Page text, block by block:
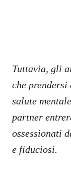
Tuttavia, gli
che
salute
partner
ossessionati
e fiduciosi.